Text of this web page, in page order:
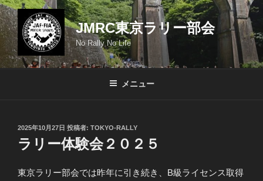
コ
ン
テ
ン
ツ
JMRC東京ラリー部会
No Rally No Life
メニュー
投
稿
日:
2025年10月27日 投稿者: TOKYO-RALLY
ラリー体験会２０２５
東京ラリー部会では昨年に引き続き、B級ライセンス取得